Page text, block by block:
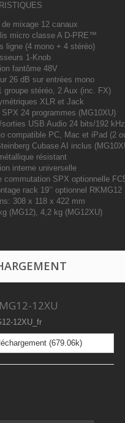
de mixage 12 canaux
micro classe A D-PRE™
ligne (4 mono + 4 stéréo)
1-Knob
fantôme 48V
26 dB sur entrées mono
groupe stéréo, 2 Aux (inc. FX)
XLR et Jack
24 programmes (MG10XU)
sorties USB Audio 24 bits/192
compatible PC, Mac et iPad (2
Cubase AI inclus
résistant
interne universelle
commutation SPX optionnelle
rack 19’’ optionnel RKMG12
308 x 118 x 422 mm
(MG12), 4,2 kg (MG12XU)
12XU
12XU_fr
(679.06k)